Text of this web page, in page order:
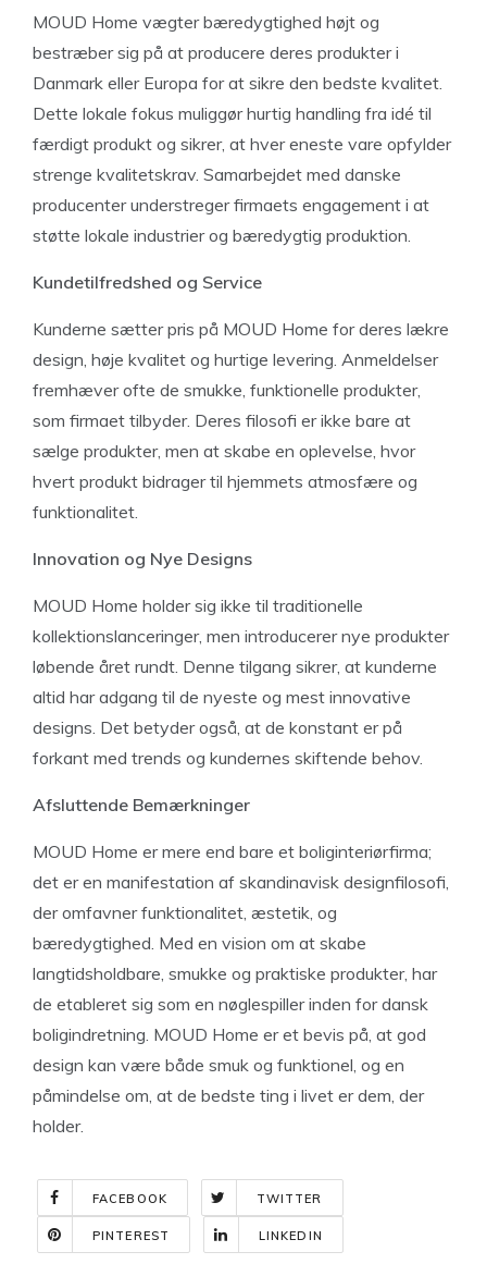
MOUD Home vægter bæredygtighed højt og
bestræber sig på at producere deres produkter i
Danmark eller Europa for at sikre den bedste kvalitet.
Dette lokale fokus muliggør hurtig handling fra idé til
færdigt produkt og sikrer, at hver eneste vare opfylder
strenge kvalitetskrav. Samarbejdet med danske
producenter understreger firmaets engagement i at
støtte lokale industrier og bæredygtig produktion.
Kundetilfredshed og Service
Kunderne sætter pris på MOUD Home for deres lækre
design, høje kvalitet og hurtige levering. Anmeldelser
fremhæver ofte de smukke, funktionelle produkter,
som firmaet tilbyder. Deres filosofi er ikke bare at
sælge produkter, men at skabe en oplevelse, hvor
hvert produkt bidrager til hjemmets atmosfære og
funktionalitet.
Innovation og Nye Designs
MOUD Home holder sig ikke til traditionelle
kollektionslanceringer, men introducerer nye produkter
løbende året rundt. Denne tilgang sikrer, at kunderne
altid har adgang til de nyeste og mest innovative
designs. Det betyder også, at de konstant er på
forkant med trends og kundernes skiftende behov.
Afsluttende Bemærkninger
MOUD Home er mere end bare et boliginteriørfirma;
det er en manifestation af skandinavisk designfilosofi,
der omfavner funktionalitet, æstetik, og
bæredygtighed. Med en vision om at skabe
langtidsholdbare, smukke og praktiske produkter, har
de etableret sig som en nøglespiller inden for dansk
boligindretning. MOUD Home er et bevis på, at god
design kan være både smuk og funktionel, og en
påmindelse om, at de bedste ting i livet er dem, der
holder.
FACEBOOK TWITTER
PINTEREST LINKEDIN